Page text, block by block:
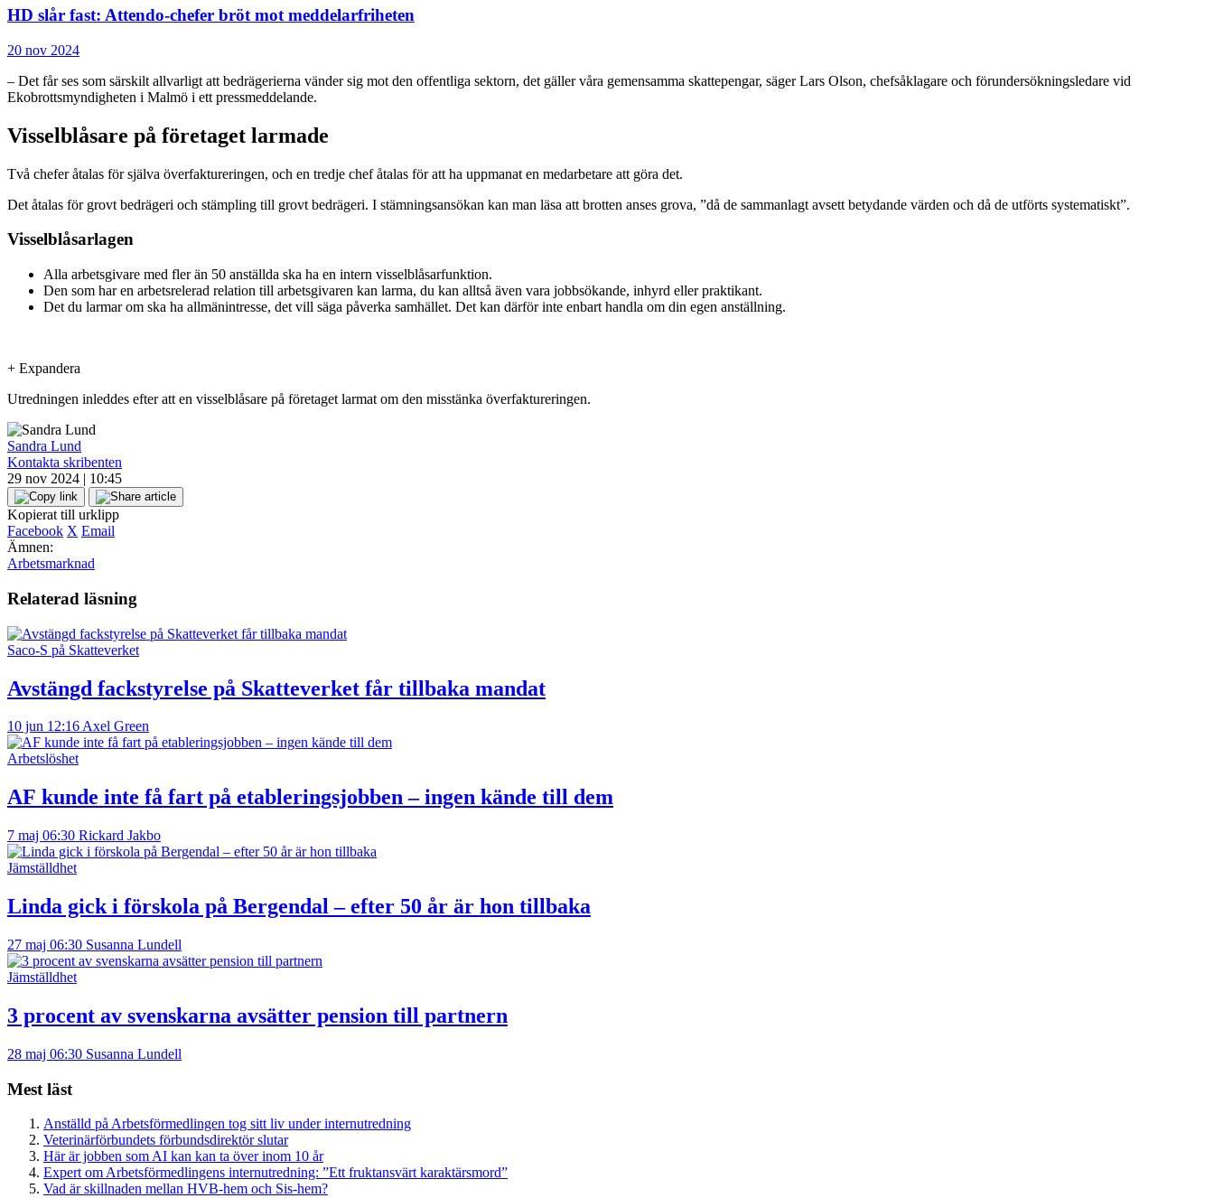
HD slår fast: Attendo-chefer bröt mot meddelarfriheten
20 nov 2024
– Det får ses som särskilt allvarligt att bedrägerierna vänder sig mot den offentliga sektorn, det gäller våra gemensamma skattepengar, säger Lars Olson, chefsåklagare och förundersökningsledare vid
Ekobrottsmyndigheten i Malmö i ett pressmeddelande.
Visselblåsare på företaget larmade
Två chefer åtalas för själva överfaktureringen, och en tredje chef åtalas för att ha uppmanat en medarbetare att göra det.
Det åtalas för grovt bedrägeri och stämpling till grovt bedrägeri. I stämningsansökan kan man läsa att brotten anses grova, ”då de sammanlagt avsett betydande värden och då de utförts systematiskt”.
Visselblåsarlagen
Alla arbetsgivare med fler än 50 anställda ska ha en intern visselblåsarfunktion.
Den som har en arbetsrelerad relation till arbetsgivaren kan larma, du kan alltså även vara jobbsökande, inhyrd eller praktikant.
Det du larmar om ska ha allmänintresse, det vill säga påverka samhället. Det kan därför inte enbart handla om din egen anställning.
+ Expandera
Utredningen inleddes efter att en visselblåsare på företaget larmat om den misstänka överfaktureringen.
Sandra Lund
Kontakta skribenten
29 nov 2024 | 10:45
Kopierat till urklipp
Facebook X Email
Ämnen:
Arbetsmarknad
Relaterad läsning
Saco-S på Skatteverket
Avstängd fackstyrelse på Skatteverket får tillbaka mandat
10 jun 12:16Axel Green
Arbetslöshet
AF kunde inte få fart på etableringsjobben – ingen kände till dem
7 maj 06:30 Rickard Jakbo
Jämställdhet
Linda gick i förskola på Bergendal – efter 50 år är hon tillbaka
27 maj 06:30 Susanna Lundell
Jämställdhet
3 procent av svenskarna avsätter pension till partnern
28 maj 06:30 Susanna Lundell
Mest läst
Anställd på Arbetsförmedlingen tog sitt liv under internutredning
Veterinärförbundets förbundsdirektör slutar
Här är jobben som AI kan kan ta över inom 10 år
Expert om Arbetsförmedlingens internutredning: ”Ett fruktansvärt karaktärsmord”
Vad är skillnaden mellan HVB-hem och Sis-hem?